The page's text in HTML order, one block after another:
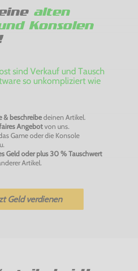
alten
Konsolen
sind Verkauf und Tausch
so unkompliziert wie
& beschreibedeinen Artikel.
Angebotvon uns.
Game oder die Konsole
Geld oder plus 30 % Tauschwert
Artikel.
Geld verdienen